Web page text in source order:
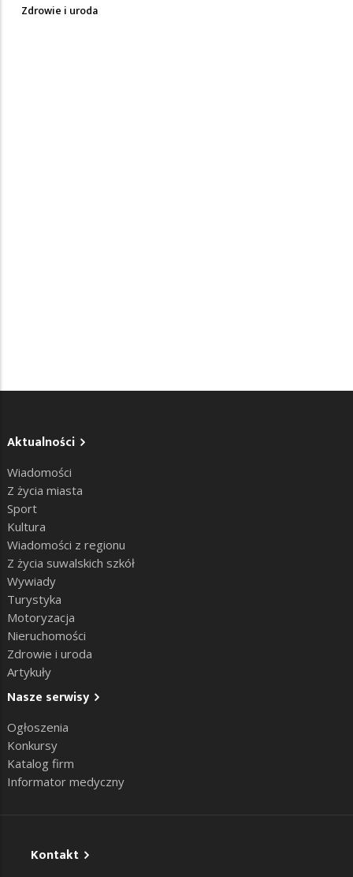
Zdrowie i uroda
Aktualności
Wiadomości
Z życia miasta
Sport
Kultura
Wiadomości z regionu
Z życia suwalskich szkół
Wywiady
Turystyka
Motoryzacja
Nieruchomości
Zdrowie i uroda
Artykuły
Nasze serwisy
Ogłoszenia
Konkursy
Katalog firm
Informator medyczny
Kontakt